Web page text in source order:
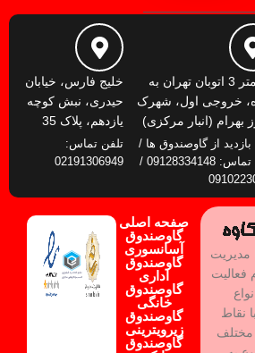
کیلومتر 3 اتوبان تهران به
خروجی اول، شهرک
بهرام (انبار مرکزی)
از گاوصندوق ها /
تلفن تماس: 09128334148 /
خلیج فارس، خیابان
حیدری، نبش کوچه
یازدهم، پلاک 35
تلفن تماس:
02191306949
مدیریت
فعالیت
نقاط
صفحه اصلی
گاوصندوق
آسانسوری
گاوصندوق
اداری
گاوصندوق
خانگی
گاوصندوق
زیرویترینی
گاوصندوق